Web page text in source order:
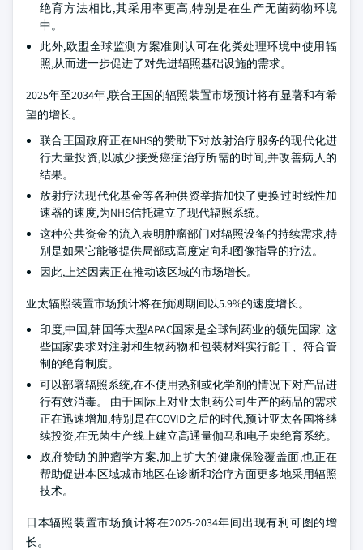
绝育方法相比,其采用率更高,特别是在生产无菌药物环境
中。
此外,欧盟全球监测方案准则认可在化粪处理环境中使用辐
照,从而进一步促进了对先进辐照基础设施的需求。
2025年至2034年,联合王国的辐照装置市场预计将有显著和有希
望的增长。
联合王国政府正在NHS的赞助下对放射治疗服务的现代化进
行大量投资,以减少接受癌症治疗所需的时间,并改善病人的
结果。
放射疗法现代化基金等各种供资举措加快了更换过时线性加
速器的速度,为NHS信托建立了现代辐照系统。
这种公共资金的流入表明肿瘤部门对辐照设备的持续需求,特
别是如果它能够提供局部或高度定向和图像指导的疗法。
因此,上述因素正在推动该区域的市场增长。
亚太辐照装置市场预计将在预测期间以5.9%的速度增长。
印度,中国,韩国等大型APAC国家是全球制药业的领先国家. 这
些国家要求对注射和生物药物和包装材料实行能干、符合管
制的绝育制度。
可以部署辐照系统,在不使用热剂或化学剂的情况下对产品进
行有效消毒。 由于国际上对亚太制药公司生产的药品的需求
正在迅速增加,特别是在COVID之后的时代,预计亚太各国将继
续投资,在无菌生产线上建立高通量伽马和电子束绝育系统。
政府赞助的肿瘤学方案,加上扩大的健康保险覆盖面,也正在
帮助促进本区域城市地区在诊断和治疗方面更多地采用辐照
技术。
日本辐照装置市场预计将在2025-2034年间出现有利可图的增
长。